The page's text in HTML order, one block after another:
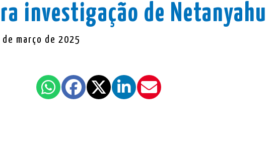
investigação de Netanyahu
de março de 2025